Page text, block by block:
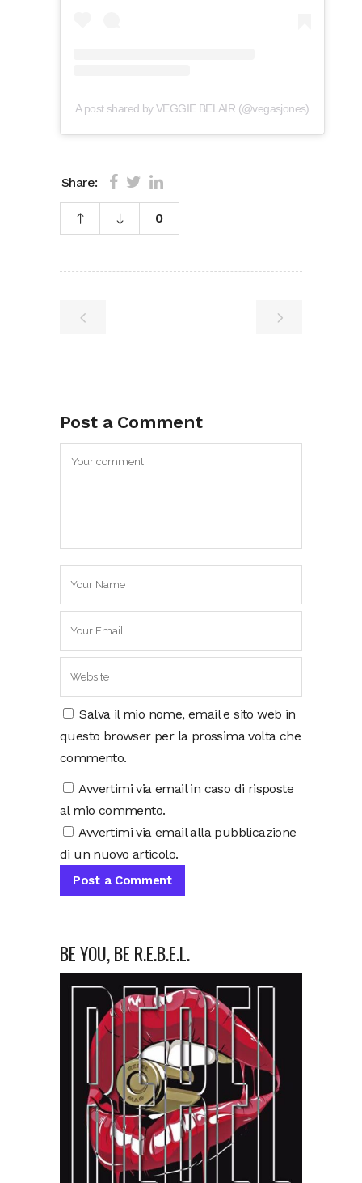
A post shared by VEGGIE BELAIR (@vegasjones)
Share:
0
Post a Comment
Salva il mio nome, email e sito web in
questo browser per la prossima volta che
commento.
Avvertimi via email in caso di risposte
al mio commento.
Avvertimi via email alla pubblicazione
di un nuovo articolo.
BE YOU, BE R.E.B.E.L.